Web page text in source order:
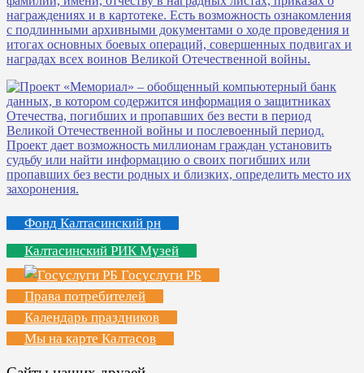
Фонд Калтасинский рн
Калтасинский РИК Музей
Госуслуги РБ
Права потребителей
Календарь праздников
Мы на карте Калтасов